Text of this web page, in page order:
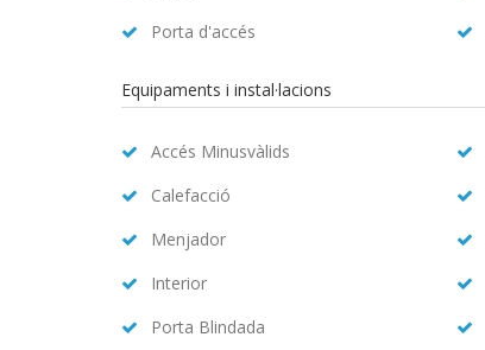
Porta d'accés
Equipaments i instal·lacions
Accés Minusvàlids
Calefacció
Menjador
Interior
Porta Blindada